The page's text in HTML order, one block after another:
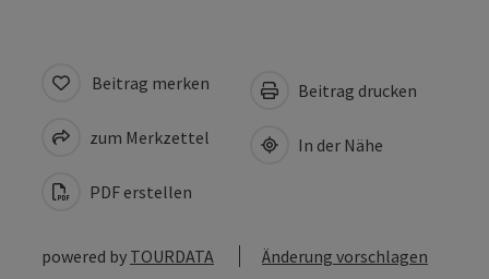
Beitrag merken
zum Merkzettel
PDF erstellen
Beitrag drucken
In der Nähe
powered by TOURDATA Änderung vorschlagen